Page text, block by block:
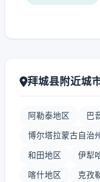
拜城县附近城
阿勒泰地区 巴
博尔塔拉蒙古自治
和田地区 伊犁
喀什地区 克孜